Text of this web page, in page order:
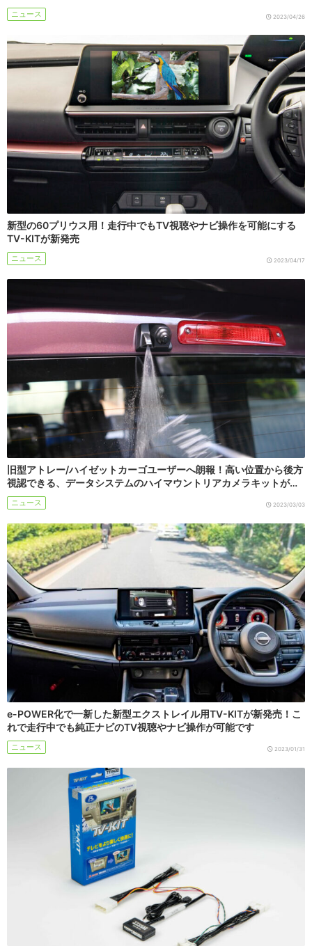
ニュース 2023/04/26
新型の60プリウス用！走行中でもTV視聴やナビ操作を可能にする
TV-KITが新発売
ニュース 2023/04/17
旧型アトレー/ハイゼットカーゴユーザーへ朗報！高い位置から後方
視認できる、データシステムのハイマウントリアカメラキットが…
ニュース 2023/03/03
e-POWER化で一新した新型エクストレイル用TV-KITが新発売！こ
れで走行中でも純正ナビのTV視聴やナビ操作が可能です
ニュース 2023/01/31